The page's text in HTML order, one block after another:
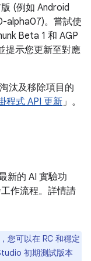
(例如 Android
alpha07)。嘗試使
Beta 1 和 AGP
提示您更新至對應
汰及移除項目的
程式 API 更新」。
新的 AI 實驗功
作流程。詳情請
您可以在 RC 和穩定
初期測試版本